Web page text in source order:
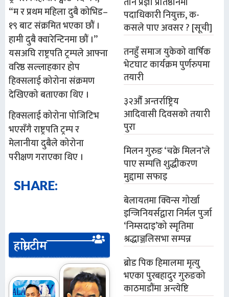
“म र प्रथम महिला दुबै कोभिड–
१९ बाट संक्रमित भएका छौं ।
हामी दुबै क्वारेन्टिनमा छौं ।”
यसअघि राष्ट्रपति ट्रम्पले आफ्ना
वरिष्ठ सल्लाहकार होप
हिक्सलाई कोरोना संक्रमण
देखिएको बताएका थिए ।
हिक्सलाई कोरोना पोजिटिभ
भएसँगै राष्ट्रपति ट्रम्प र
मेलानीया दुबैले कोरोना
परीक्षण गराएका थिए ।
SHARE:
हाम्रो टीम
पदाधिकारी नियुक्त, क-
कसले पाए अवसर ? [सूची]
तनहुँ समाज युकेको वार्षिक
भेटघाट कार्यक्रम पुर्णरुपमा
तयारी
३२औँ अन्तर्राष्ट्रिय
आदिवासी दिवसको तयारी
पुरा
मिलन गुरुङ ‘चक्रे मिलन’ले
पाए सम्पत्ति शुद्धीकरण
मुद्दामा सफाइ
बेलायतमा क्विन्स गोर्खा
इन्जिनियर्सद्वारा निर्मल पुर्जा
‘निम्सदाइ’को स्मृतिमा
श्रद्धाञ्जलिसभा सम्पन्न
ब्रोड पिक हिमालमा मृत्यु
भएका पुरबहादुर गुरुङको
काठमाडौंमा अन्त्येष्टि